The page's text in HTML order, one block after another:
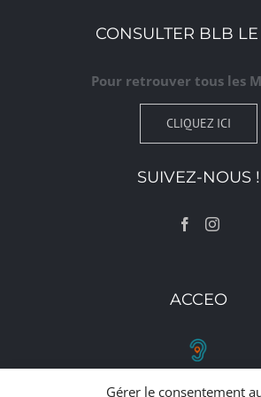
Gérer le consentement
CONSULTER BLB
Pour retrouver tous les
CLIQUEZ ICI
SUIVEZ-NOUS !
ACCEO